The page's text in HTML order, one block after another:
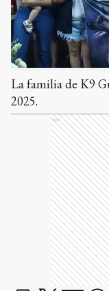
La familia de K9
2025.
Ads